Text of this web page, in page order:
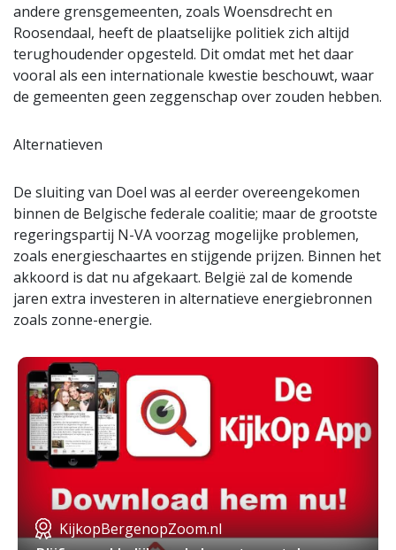
andere grensgemeenten, zoals Woensdrecht en
Roosendaal, heeft de plaatselijke politiek zich altijd
terughoudender opgesteld. Dit omdat met het daar
vooral als een internationale kwestie beschouwt, waar
de gemeenten geen zeggenschap over zouden hebben.
Alternatieven
De sluiting van Doel was al eerder overeengekomen
binnen de Belgische federale coalitie; maar de grootste
regeringspartij N-VA voorzag mogelijke problemen,
zoals energieschaartes en stijgende prijzen. Binnen het
akkoord is dat nu afgekaart. België zal de komende
jaren extra investeren in alternatieve energiebronnen
zoals zonne-energie.
KijkopBergenopZoom.nl